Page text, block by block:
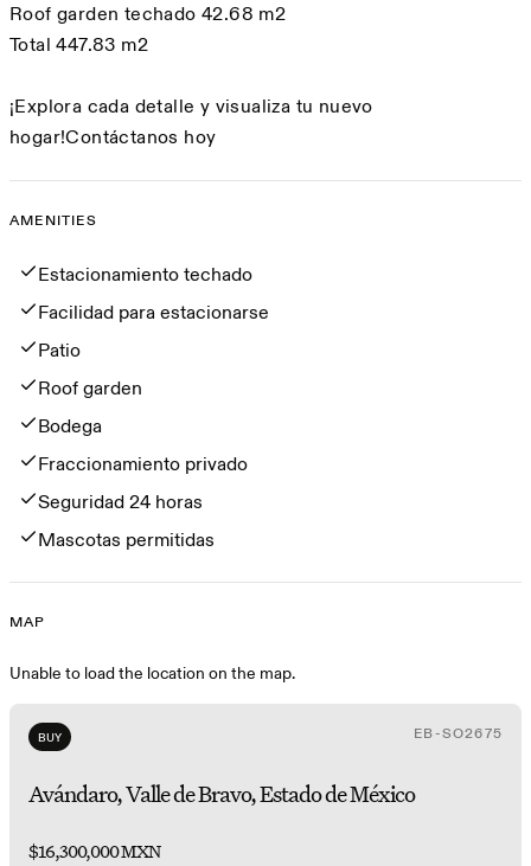
Roof garden techado 42.68 m2
Total 447.83 m2
¡Explora cada detalle y visualiza tu nuevo
hogar!Contáctanos hoy
Amenities
AMENITIES
Estacionamiento techado
Facilidad para estacionarse
Patio
Roof garden
Bodega
Fraccionamiento privado
Seguridad 24 horas
Mascotas permitidas
Map
MAP
Unable to load the location on the map.
BUY EB-SO2675
Avándaro, Valle de Bravo, Estado de México
$16,300,000 MXN